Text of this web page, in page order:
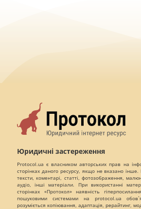
Юридичні застереження
Protocol.ua є власником авторських прав на
сторінках даного ресурсу, якщо не вказано інше.
тексти, коментарі, статті, фотозображення,
аудіо, інші матеріали. При використанні
сторінках «Протокол» наявність
пошуковими системами на protocol.ua
розуміється копіювання, адаптація, рерайтинг,